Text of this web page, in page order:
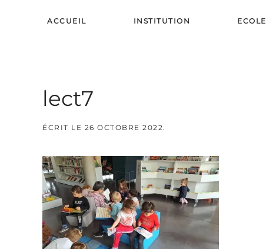
ACCUEIL INSTITUTION ECOLE
lect7
ÉCRIT LE 26 OCTOBRE 2022.